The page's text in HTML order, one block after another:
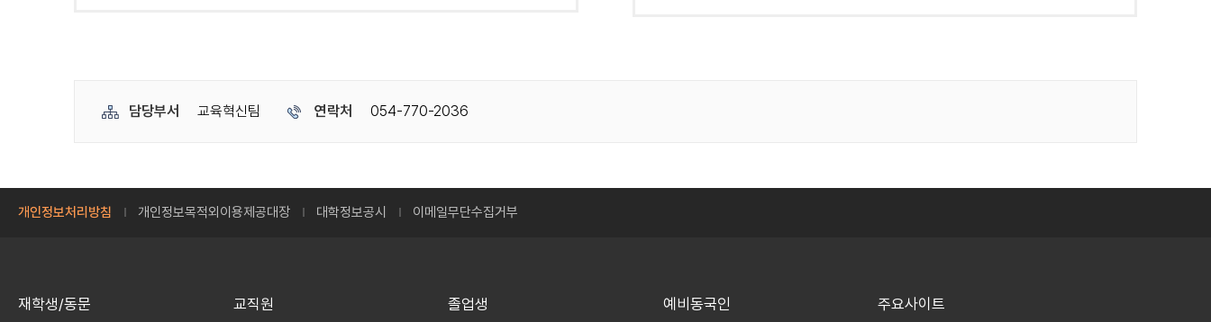
담당부서 교육혁신팀 연락처 054-770-2036
개인정보처리방침 개인정보목적외이용제공대장 대학정보공시 이메일무단수집거부
재학생/동문 교직원 졸업생 예비동국인 주요사이트